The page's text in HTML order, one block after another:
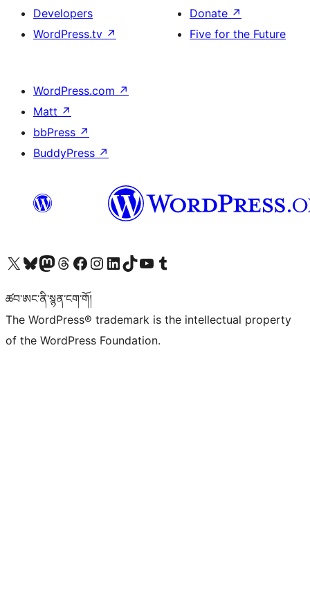
Developers
WordPress.tv ↗
Donate ↗
Five for the Future
WordPress.com ↗
Matt ↗
bbPress ↗
BuddyPress ↗
Visit our X (formerly Twitter) account
Visit our Bluesky account
Visit our Mastodon account
Visit our Threads account
Visit our Facebook page
Visit our Instagram account
Visit our LinkedIn account
Visit our TikTok account
Visit our YouTube channel
Visit our Tumblr account
ཚབ་ཨང་ནི་སྙན་ངག་གོ།
The WordPress® trademark is the intellectual property
of the WordPress Foundation.